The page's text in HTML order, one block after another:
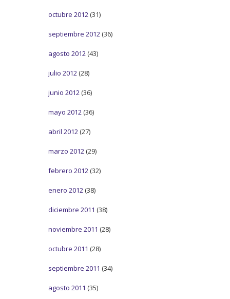
octubre 2012 (31)
septiembre 2012 (36)
agosto 2012 (43)
julio 2012 (28)
junio 2012 (36)
mayo 2012 (36)
abril 2012 (27)
marzo 2012 (29)
febrero 2012 (32)
enero 2012 (38)
diciembre 2011 (38)
noviembre 2011 (28)
octubre 2011 (28)
septiembre 2011 (34)
agosto 2011 (35)